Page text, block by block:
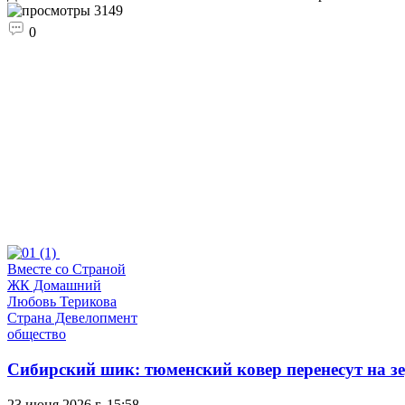
3149
0
Вместе со Страной
ЖК Домашний
Любовь Терикова
Страна Девелопмент
общество
Сибирский шик: тюменский ковер перенесут на